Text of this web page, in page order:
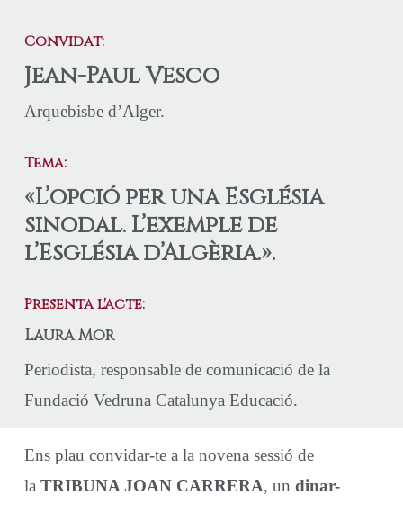
Convidat:
Jean-Paul Vesco
Arquebisbe d’Alger.
Tema:
«L’opció per una Església
sinodal. L’exemple de
l’Església d’Algèria.».
Presenta l'acte:
Laura Mor
Periodista, responsable de comunicació de la
Fundació Vedruna Catalunya Educació.
Ens plau convidar-te a la novena sessió de
la TRIBUNA JOAN CARRERA, un dinar-